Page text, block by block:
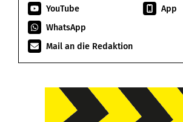
YouTube
App
WhatsApp
Mail an die Redaktion